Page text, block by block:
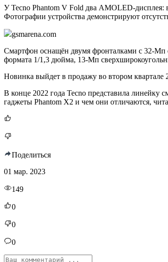
У Tecno Phantom V Fold два AMOLED-
Фотографии устройства демонстрируют
gsmarena.com
Смартфон оснащён двумя фронталками с 32-Мп
формата 1/1,3 дюйма, 13-Мп
Новинка выйдет в продажу во втором квартале
В конце 2022 года Tecno представила линейку
гаджеты Phantom X2 и чем они отличаются,
Поделиться
01 мар. 2023
149
0
0
0